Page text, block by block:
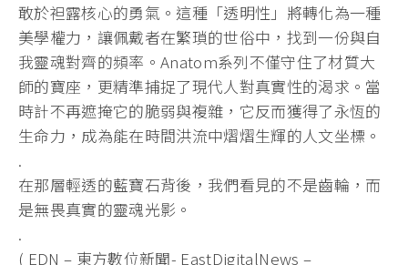
敢於袒露核心的勇氣。這種「透明性」將轉化為一種
美學權力，讓佩戴者在繁瑣的世俗中，找到一份與自
我靈魂對齊的頻率。Anatom系列不僅守住了材質大
師的寶座，更精準捕捉了現代人對真實性的渴求。當
時計不再遮掩它的脆弱與複雜，它反而獲得了永恆的
生命力，成為能在時間洪流中熠熠生輝的人文坐標。
.
在那層輕透的藍寶石背後，我們看見的不是齒輪，而
是無畏真實的靈魂光影。
.
( EDN – 東方數位新聞- EastDigitalNews –